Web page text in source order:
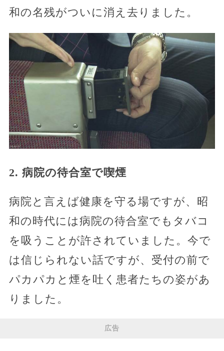
和の名残がついに消え去りました。
2. 病院の待合室で喫煙
病院と言えば健康を守る場ですが、昭
和の時代には病院の待合室でもタバコ
を吸うことが許されていました。今で
は信じられない話ですが、受付の前で
パカパカと煙を吐く患者たちの姿があ
りました。
広告